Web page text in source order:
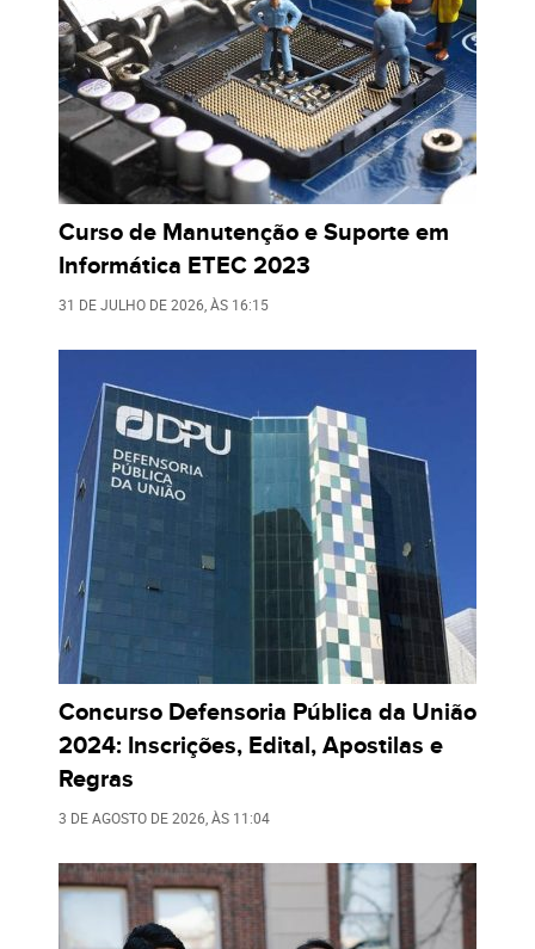
Curso de Manutenção e Suporte em
Informática ETEC 2023
31 DE JULHO DE 2026 , ÀS 16:15
Concurso Defensoria Pública da União
2024: Inscrições, Edital, Apostilas e
Regras
3 DE AGOSTO DE 2026 , ÀS 11:04